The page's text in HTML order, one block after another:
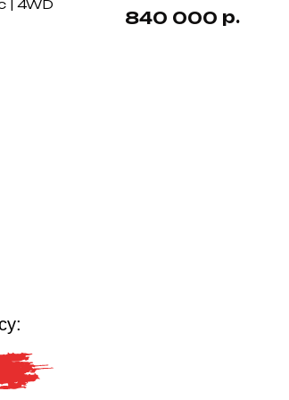
| 4WD
840 000 р.